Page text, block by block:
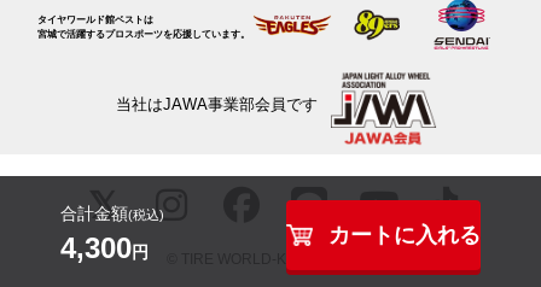
合計金額(税込)
4,300円
カートに入れる
タイヤワールド館ベストは
宮城で活躍するプロスポーツを応援しています。
当社はJAWA事業部会員です